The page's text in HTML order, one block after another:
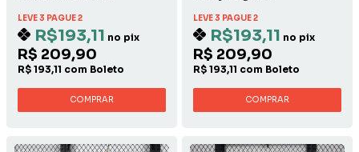
LEVE 3 PAGUE 2
R$193,11 no pix
R$ 209,90
R$ 193,11 com Boleto
COMPRAR
LEVE 3 PAGUE 2
R$193,11 no pix
R$ 209,90
R$ 193,11 com Boleto
COMPRAR